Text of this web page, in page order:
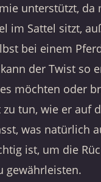
unterstützt, da
im Sattel sitzt,
bei einem
der Twist so
möchten oder
tun, wie er auf
was natürlich
ist, um die
gewährleisten.